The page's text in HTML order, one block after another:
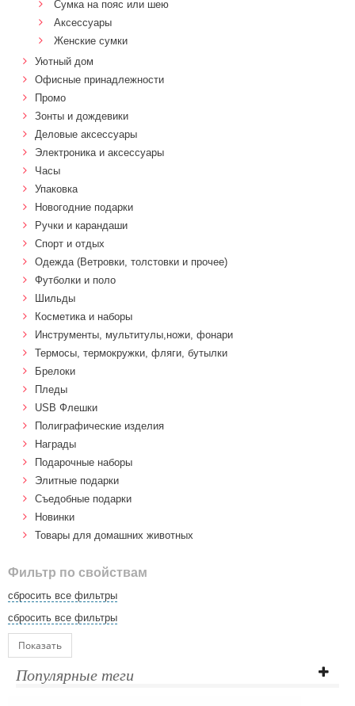
Сумка на пояс или шею
Аксессуары
Женские сумки
Уютный дом
Офисные принадлежности
Промо
Зонты и дождевики
Деловые аксессуары
Электроника и аксессуары
Часы
Упаковка
Новогодние подарки
Ручки и карандаши
Спорт и отдых
Одежда (Ветровки, толстовки и прочее)
Футболки и поло
Шильды
Косметика и наборы
Инструменты, мультитулы,ножи, фонари
Термосы, термокружки, фляги, бутылки
Брелоки
Пледы
USB Флешки
Полиграфические изделия
Награды
Подарочные наборы
Элитные подарки
Cъедобные подарки
Новинки
Товары для домашних животных
Фильтр по свойствам
сбросить все фильтры
сбросить все фильтры
Показать
Популярные теги